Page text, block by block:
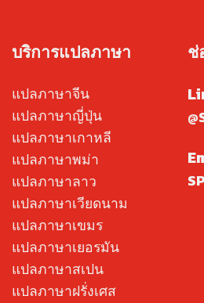
บริการแปลภาษา
แปลภาษาจีน
แปลภาษาญี่ปุ่น
แปลภาษาเกาหลี
แปลภาษาพม่า
แปลภาษาลาว
แปลภาษาเวียดนาม
แปลภาษาเขมร
แปลภาษาเยอรมัน
แปลภาษาสเปน
แปลภาษาฝรั่งเศส
ช่